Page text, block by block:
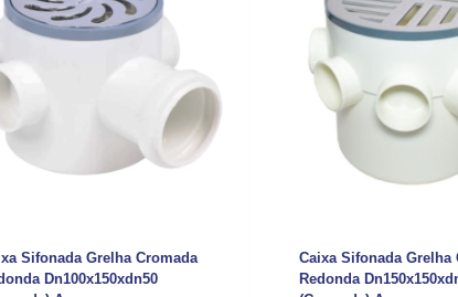
Sifonada Grelha Cromada
Dn100x150xdn50
Caixa Sifonada Grelha
Redonda